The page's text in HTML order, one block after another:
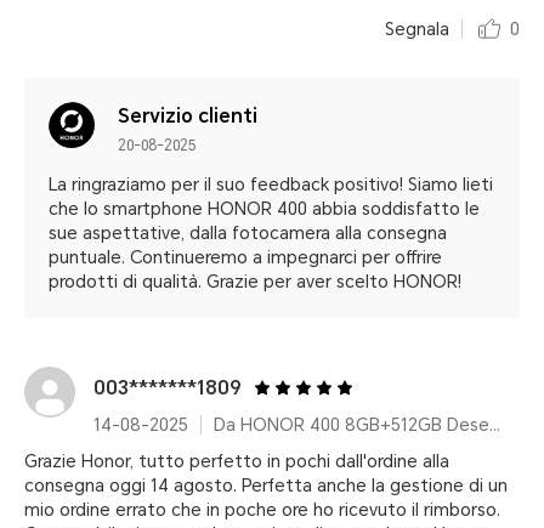
Segnala 0
Servizio clienti
20-08-2025
La ringraziamo per il suo feedback positivo! Siamo lieti
che lo smartphone HONOR 400 abbia soddisfatto le
sue aspettative, dalla fotocamera alla consegna
puntuale. Continueremo a impegnarci per offrire
prodotti di qualità. Grazie per aver scelto HONOR!
003*******1809
14-08-2025
Da HONOR 400 8GB+512GB Desert Gold Pacchetto
Grazie Honor, tutto perfetto in pochi dall'ordine alla
consegna oggi 14 agosto. Perfetta anche la gestione di un
mio ordine errato che in poche ore ho ricevuto il rimborso.